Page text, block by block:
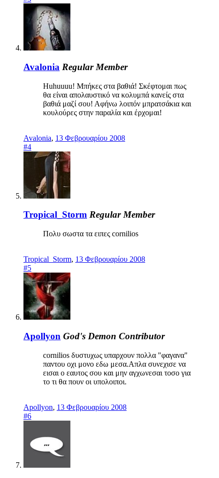
Avalonia Regular Member
Huhuuuu! Μπήκες στα βαθιά! Σκέφτομαι πως
θα είναι απολαυστικό να κολυμπά κανείς στα
βαθιά μαζί σου! Αφήνω λοιπόν μπρατσάκια και
κουλούρες στην παραλία και έρχομαι!
Avalonia, 13 Φεβρουαρίου 2008
#4
Tropical_Storm Regular Member
Πολυ σωστα τα ειπες cornilios
Tropical_Storm, 13 Φεβρουαρίου 2008
#5
Apollyon God's Demon Contributor
cornilios δυστυχως υπαρχουν πολλα "φαγανα"
παντου οχι μονο εδω μεσα.Απλα συνεχισε να
εισαι ο εαυτος σου και μην αγχωνεσαι τοσο για
το τι θα πουν οι υπολοιποι.
Apollyon, 13 Φεβρουαρίου 2008
#6